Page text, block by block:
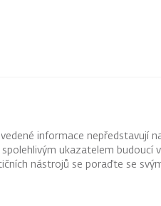
informace nepředstavují
ukazatelem budoucí
nástrojů se poraďte se